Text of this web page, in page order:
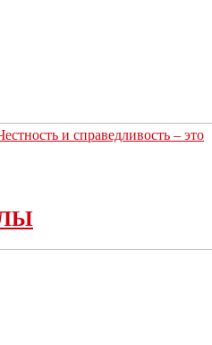
и справедливость – это